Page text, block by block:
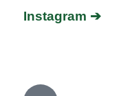
Instagram ➔